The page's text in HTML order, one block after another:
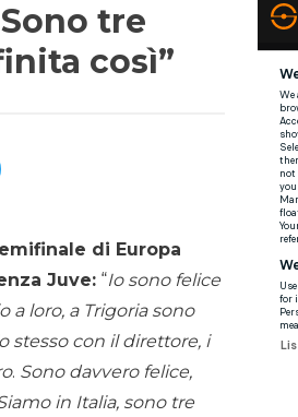
tre
così”
di Europa
Juve: “Io sono felice
a loro, a Trigoria sono
stesso con il direttore, i
. Sono davvero felice,
in Italia, sono tre